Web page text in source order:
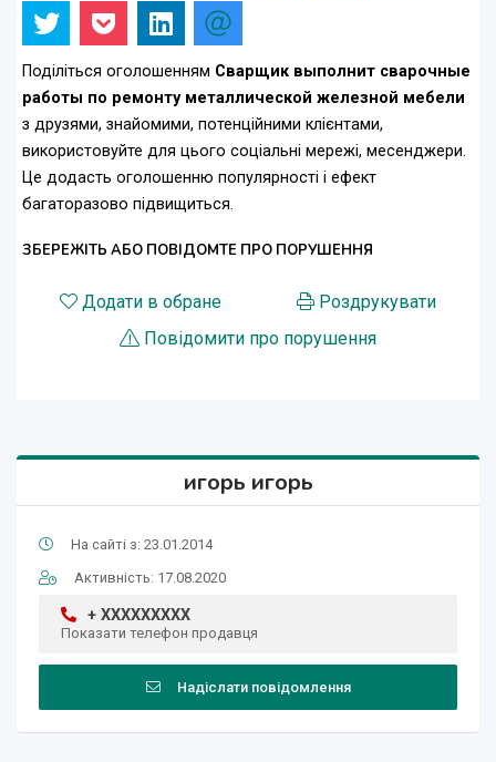
Поділіться оголошенням Сварщик выполнит сварочные
работы по ремонту металлической железной мебели
з друзями, знайомими, потенційними клієнтами,
використовуйте для цього соціальні мережі, месенджери.
Це додасть оголошенню популярності і ефект
багаторазово підвищиться.
ЗБЕРЕЖІТЬ АБО ПОВІДОМТЕ ПРО ПОРУШЕННЯ
Додати в обране
Роздрукувати
Повідомити про порушення
игорь игорь
На сайті з: 23.01.2014
Активність: 17.08.2020
+ XXXXXXXXX
Показати телефон продавця
Надіслати повідомлення